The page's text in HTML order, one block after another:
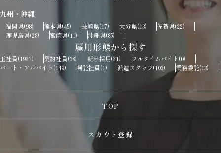
九州・沖縄
福岡県(98) 熊本県(45) 長崎県(17) 大分県(13) 佐賀県(22)
鹿児島県(28) 宮崎県(11) 沖縄県(85)
雇用形態から探す
正社員(1927) 契約社員(38) 新卒採用(21) フルタイムバイト (0)
パート・アルバイト (149) 嘱託社員(1) 派遣スタッフ(103) 業務委託(13)
TOP
スカウト登録